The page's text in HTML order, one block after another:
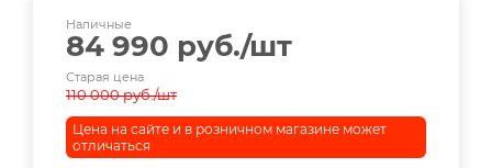
Наличные
84 990 руб./шт
Старая цена
110 000руб./шт
Цена на сайте и в розничном магазине может
отличаться